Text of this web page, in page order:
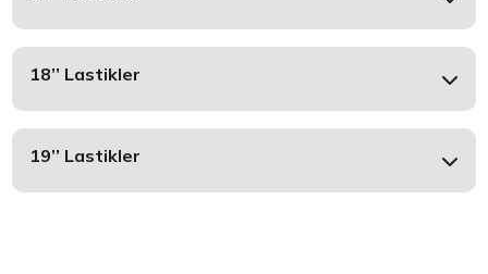
18’’ Lastikler
19’’ Lastikler